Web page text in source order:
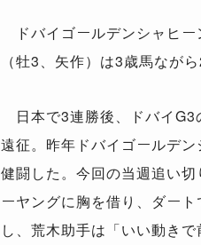
ドバイゴールデンシャヒー
（牡3、矢作）は3歳馬なが
日本で3連勝後、ドバイG3
遠征。昨年ドバイゴールデ
健闘した。今回の当週追い
ーヤングに胸を借り、ダー
し、荒木助手は「いい動き